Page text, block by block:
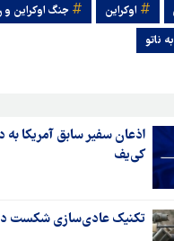
اوکراین
جنگ اوکراین و
ناتو
اذعان سفیر سابق آمریکا
کی‌یف
تکنیک عادی‌سازی شکست